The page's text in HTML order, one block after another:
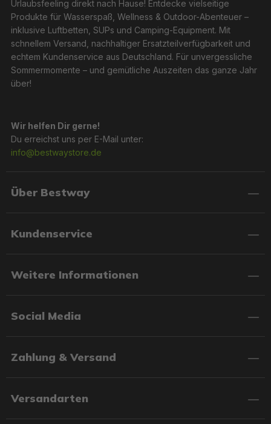
Urlaubsfeeling direkt nach Hause! Entdecke vielseitige
Produkte für Wasserspaß, Wellness & Outdoor-Abenteuer –
inklusive Luftbetten, SUPs und Camping-Equipment. Mit
schnellem Versand, nachhaltiger Ersatzteilverfügbarkeit und
echtem Kundenservice aus Deutschland. Für unvergessliche
Sommermomente – und gemütliche Auszeiten das ganze Jahr
über!
Wir helfen Dir gerne!
Du erreichst uns per E-Mail unter:
info@bestwaystore.de
Über Bestway
Kundenservice
Weitere Informationen
Social Media
Zahlung & Versand
Versandarten